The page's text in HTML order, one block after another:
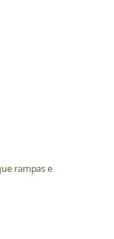
rampas e